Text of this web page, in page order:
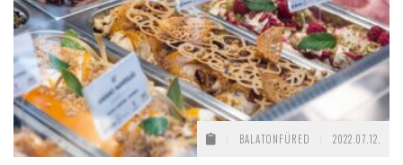
BALATONFÜRED 2022.07.12.